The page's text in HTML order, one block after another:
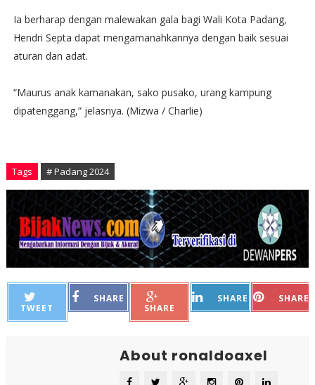
Ia berharap dengan malewakan gala bagi Wali Kota Padang,
Hendri Septa dapat mengamanahkannya dengan baik sesuai
aturan dan adat.
“Maurus anak kamanakan, sako pusako, urang kampung
dipatenggang,” jelasnya. (Mizwa / Charlie)
Tags # Padang 2024
TWEET
SHARE
SHARE
SHARE SHARE
About ronaldoaxel